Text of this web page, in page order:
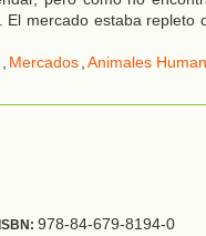
mercado estaba repleto
, Mercados,Animales
ISBN: 978-84-679-8194-0